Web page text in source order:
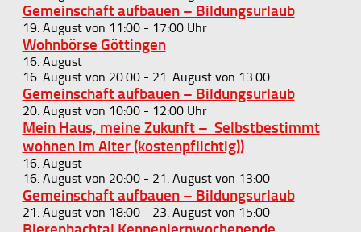
Gemeinschaft aufbauen – Bildungsurlaub
19. August von 11:00- 17:00
Wohnbörse Göttingen
16. August
16. August von 20:00- 21. August von 13:00
Gemeinschaft aufbauen – Bildungsurlaub
20. August von 10:00- 12:00
Mein Haus, meine Zukunft – Selbstbestimmt
wohnen im Alter (kostenpflichtig))
16. August
16. August von 20:00- 21. August von 13:00
Gemeinschaft aufbauen – Bildungsurlaub
21. August von 18:00- 23. August von 15:00